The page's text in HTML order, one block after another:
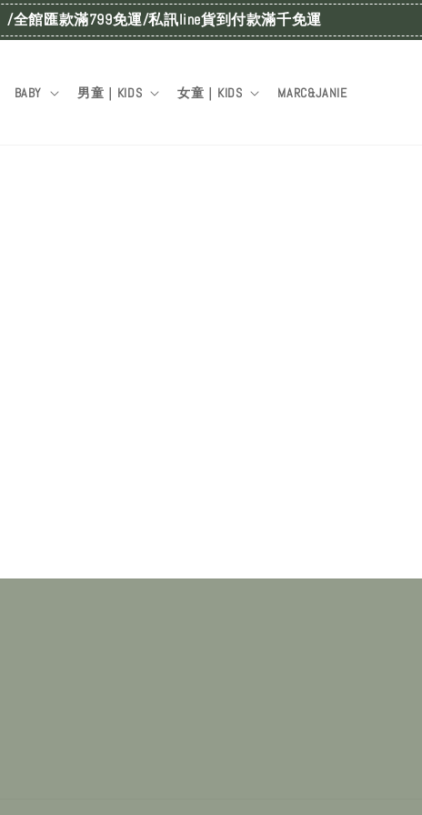
/全館匯款滿799免運/私訊line貨到付款滿千免運
BABY 男童｜KIDS 女童｜KIDS MARC&JANIE